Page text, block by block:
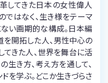
してきた日本の女性偉人
ではなく、生き様をテーマ
い画期的な構成。日本編
を開拓した人、男性中心の
きた人、世界を舞台に活
生き方、考え方を通して、
を学ぶ。どこか生きづらさ